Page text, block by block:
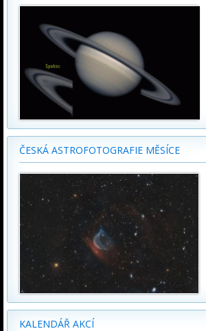
ČESKÁ ASTROFOTOGRAFIE MĚSÍCE
KALENDÁŘ AKCÍ